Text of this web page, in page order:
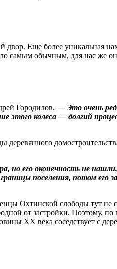
Еще более уникальная
самым обычным, для нас же
Городилов.— Это очень
колеса — долгий
но его оконечность не
поселения, потом его
Охтинской слободы тут не
от застройки. Поэтому,
ХХ века соседствует с